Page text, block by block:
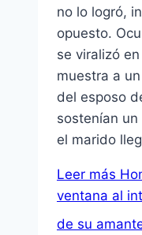
no lo logró,
opuesto.
se viralizó
muestra a
del esposo
sostenían
el marido
Leer más
ventana al
de su